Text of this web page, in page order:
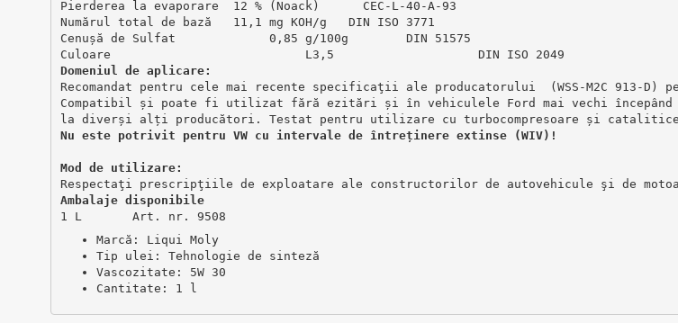
Pierderea la evaporare  12 % (Noack)      CEC-L-40-A-93
Numărul total de bază   11,1 mg KOH/g   DIN ISO 3771
Cenușă de Sulfat             0,85 g/100g        DIN 51575
Culoare                           L3,5                    DIN ISO 2049
Domeniul de aplicare:
Recomandat pentru cele mai recente specificaţii ale producatorului  (WSS-M2C 913-
Compatibil și poate fi utilizat fără ezitări și în vehiculele Ford mai vechi începând
la diverși alți producători. Testat pentru utilizare cu turbocompresoare și catalitice
Nu este potrivit pentru VW cu intervale de întreținere extinse (WIV)!
Mod de utilizare:
Respectaţi prescripţiile de exploatare ale constructorilor de autovehicule şi de
Ambalaje disponibile
1 L       Art. nr. 9508
Marcă: Liqui Moly
Tip ulei: Tehnologie de sinteză
Vascozitate: 5W 30
Cantitate: 1 l